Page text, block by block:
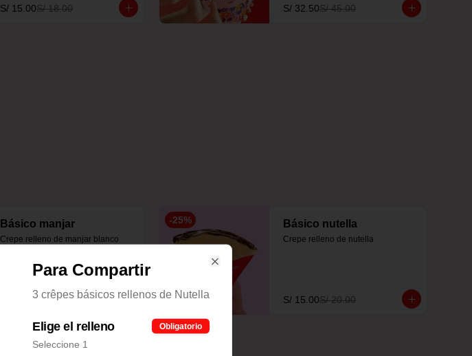
S/ 15.00S/ 18.00 S/ 32.50S/ 45.00
Básico manjar
Crepe relleno de manjar blanco
S/ 12.00S/ 18.00
-25% Básico nutella
Crepe relleno de nutella
S/ 15.00S/ 20.00
Para Compartir
3 crêpes básicos rellenos de Nutella
Elige el relleno Obligatorio
Seleccione 1
Close